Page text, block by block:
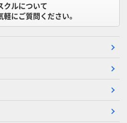
クルについて
軽にご質問ください。